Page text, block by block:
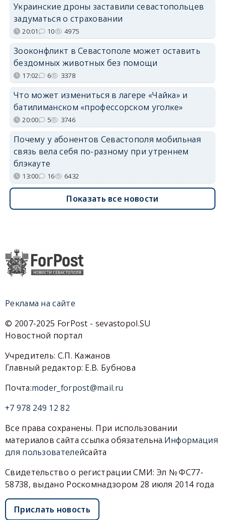
Украинские дроны заставили севастопольцев
задуматься о страховании
20:01 10 4975
Зооконфликт в Севастополе может оставить
бездомных животных без помощи
17:02 6 3378
Что может измениться в лагере «Чайка» и
батилиманском «профессорском уголке»
20:00 5 3746
Почему у абонентов Севастополя мобильная
связь вела себя по-разному при утреннем
блэкауте
13:00 16 6432
Показать все новости
Реклама на сайте
© 2007-2025 ForPost - sevastopol.SU
Новостной портал
Учредитель: С.П. Кажанов
Главный редактор: Е.В. Бубнова
Почта:moder_forpost@mail.ru
+7 978 249 12 82
Все права сохранены. При использовании
материалов сайта ссылка обязательна.Информация
для пользователейсайта
Свидетельство о регистрации СМИ: Эл № ФС77-
58738, выдано Роскомнадзором 28 июля 2014 года
Прислать новость